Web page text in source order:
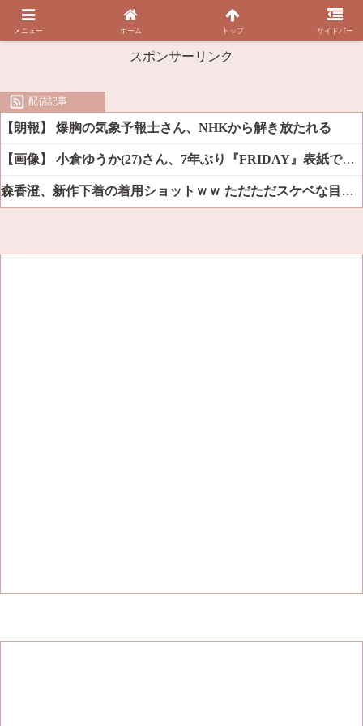
スポンサーリンク
配信記事
【朗報】 爆胸の気象予報士さん、NHKから解き放たれる
【画像】 小倉ゆうか(27)さん、7年ぶり『FRIDAY』表紙で神ボディ大解放
森香澄、新作下着の着用ショットｗｗ ただただスケベな目でしか見れんだろ！！
メニュー ホーム トップ サイドバー